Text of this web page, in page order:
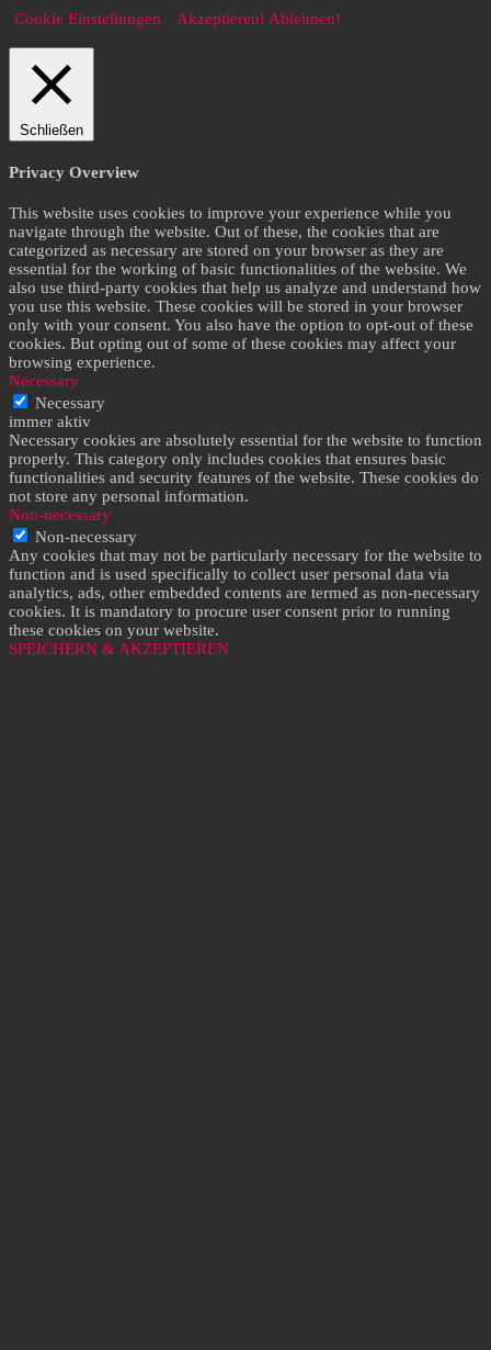
Cookie Einstellungen Akzeptieren! Ablehnen!
Schließen
Privacy Overview
This website uses cookies to improve your experience while you
navigate through the website. Out of these, the cookies that are
categorized as necessary are stored on your browser as they are
essential for the working of basic functionalities of the website. We
also use third-party cookies that help us analyze and understand how
you use this website. These cookies will be stored in your browser
only with your consent. You also have the option to opt-out of these
cookies. But opting out of some of these cookies may affect your
browsing experience.
Necessary
Necessary
immer aktiv
Necessary cookies are absolutely essential for the website to function
properly. This category only includes cookies that ensures basic
functionalities and security features of the website. These cookies do
not store any personal information.
Non-necessary
Non-necessary
Any cookies that may not be particularly necessary for the website to
function and is used specifically to collect user personal data via
analytics, ads, other embedded contents are termed as non-necessary
cookies. It is mandatory to procure user consent prior to running
these cookies on your website.
SPEICHERN & AKZEPTIEREN